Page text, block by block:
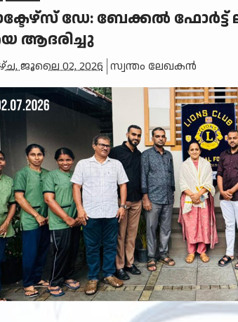
ഡേ: ബേക്കൽ ഫോർട്ട്
ആദരിച്ചു
ജൂലൈ 02, 2026 സ്വന്തം ലേഖകന്‍